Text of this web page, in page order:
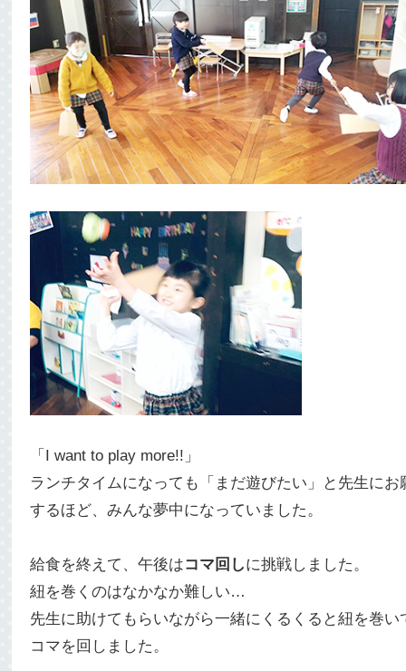
「I want to play more!!」
ランチタイムになっても「まだ遊びたい」と先生にお
するほど、みんな夢中になっていました。
給食を終えて、午後はコマ回しに挑戦しました。
紐を巻くのはなかなか難しい…
先生に助けてもらいながら一緒にくるくると紐を巻い
コマを回しました。